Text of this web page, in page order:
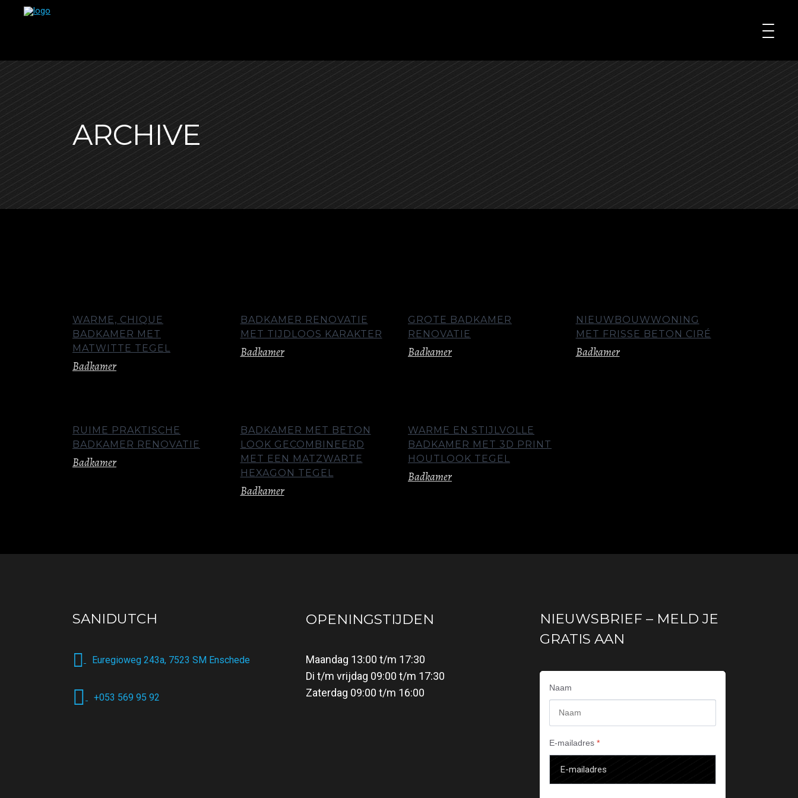
ARCHIVE
WARME, CHIQUE
BADKAMER MET
MATWITTE TEGEL
Badkamer
BADKAMER RENOVATIE
MET TIJDLOOS KARAKTER
Badkamer
GROTE BADKAMER
RENOVATIE
Badkamer
NIEUWBOUWWONING
MET FRISSE BETON CIRÉ
Badkamer
RUIME PRAKTISCHE
BADKAMER RENOVATIE
Badkamer
BADKAMER MET BETON
LOOK GECOMBINEERD
MET EEN MATZWARTE
HEXAGON TEGEL
Badkamer
WARME EN STIJLVOLLE
BADKAMER MET 3D PRINT
HOUTLOOK TEGEL
Badkamer
SANIDUTCH
Euregioweg 243a, 7523 SM Enschede
+053 569 95 92
OPENINGSTIJDEN
Maandag 13:00 t/m 17:30
Di t/m vrijdag 09:00 t/m 17:30
Zaterdag 09:00 t/m 16:00
NIEUWSBRIEF – MELD JE
GRATIS AAN
Naam
E-mailadres *